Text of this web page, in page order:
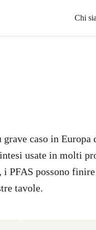
Chi
caso in Europa
usate in molti
PFAS possono
tavole.